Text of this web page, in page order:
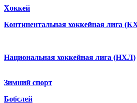
Хоккей
Континентальная хоккейная лига
Национальная хоккейная лига (НХЛ)
Зимний спорт
Бобслей